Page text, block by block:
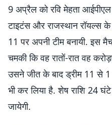
9 अप्रैल को रवि मेहता
टाइटंस और राजस्थान रॉयल्स के
11 पर अपनी टीम बनायी. इस
चमकी कि वह रातों-रात वह
उसने जीत के बाद ड्रीम 11 से
भी कर लिया है. शेष राशि 24
जायेगी.